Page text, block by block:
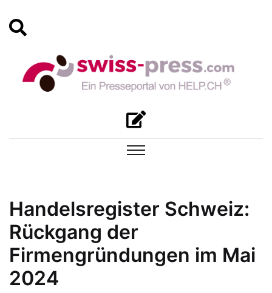
Handelsregister Schweiz:
Rückgang der
Firmengründungen im Mai
2024